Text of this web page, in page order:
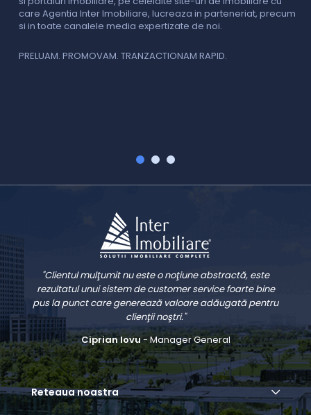
care Agentia Inter Imobiliare, lucreaza in parteneriat, precum
si in toate canalele media expertizate de noi.
PRELUAM. PROMOVAM. TRANZACTIONAM RAPID.
"Clientul mulţumit nu este o noţiune abstractă, este
rezultatul unui sistem de customer service foarte bine
pus la punct care generează valoare adăugată pentru
clienţii noştri."
Ciprian Iovu- Manager General
Reteaua noastra